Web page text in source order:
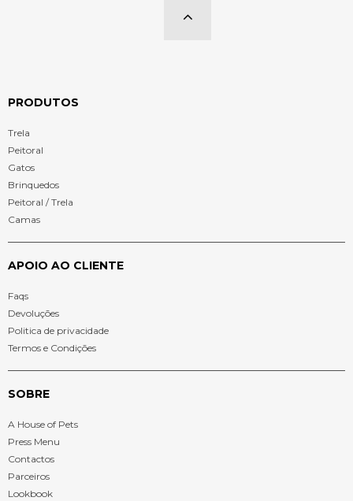
PRODUTOS
Trela
Peitoral
Gatos
Brinquedos
Peitoral / Trela
Camas
APOIO AO CLIENTE
Faqs
Devoluções
Politica de privacidade
Termos e Condições
SOBRE
A House of Pets
Press Menu
Contactos
Parceiros
Lookbook